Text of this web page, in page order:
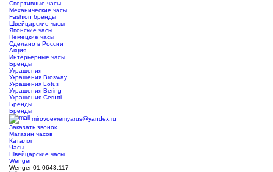
Спортивные часы
Механические часы
Fashion бренды
Швейцарские часы
Японские часы
Немецкие часы
Сделано в России
Акция
Интерьерные часы
Бренды
Украшения
Украшения Brosway
Украшения Lotus
Украшения Bering
Украшения Cerutti
Бренды
Бренды
mirovoevremyarus@yandex.ru
Заказать звонок
Магазин часов
Каталог
Часы
Швейцарские часы
Wenger
Wenger 01.0643.117